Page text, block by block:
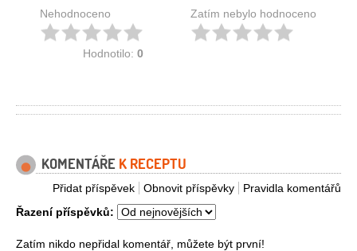
Nehodnoceno
Hodnotilo: 0
Zatím nebylo hodnoceno
KOMENTÁŘE K RECEPTU
Pravidla komentářů
Obnovit příspěvky
Přidat příspěvek
Řazení příspěvků:
Zatím nikdo nepřidal komentář, můžete být první!